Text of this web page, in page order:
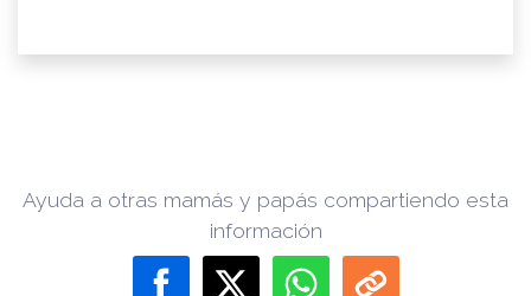
Ayuda a otras mamás y papás compartiendo esta
información